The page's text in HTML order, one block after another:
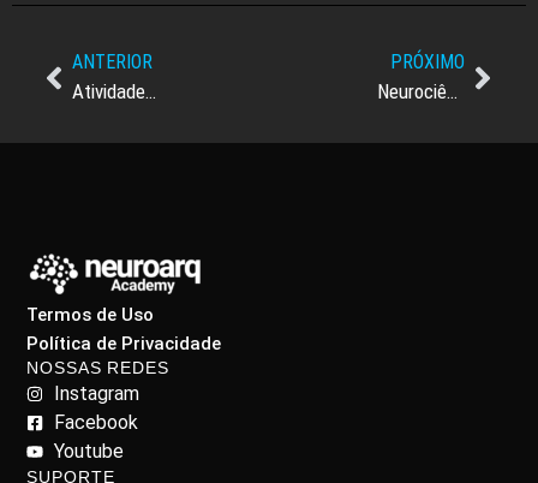
ANTERIOR
Atividade cerebral compartilhada para julgamentos estéticos e morais: Implicações para o estereótipo do belo-é-bom
PRÓXIMO
Neurociência da estética
Termos de Uso
Política de Privacidade
NOSSAS REDES
Instagram
Facebook
Youtube
SUPORTE